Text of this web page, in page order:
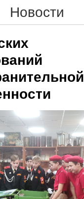
Новости